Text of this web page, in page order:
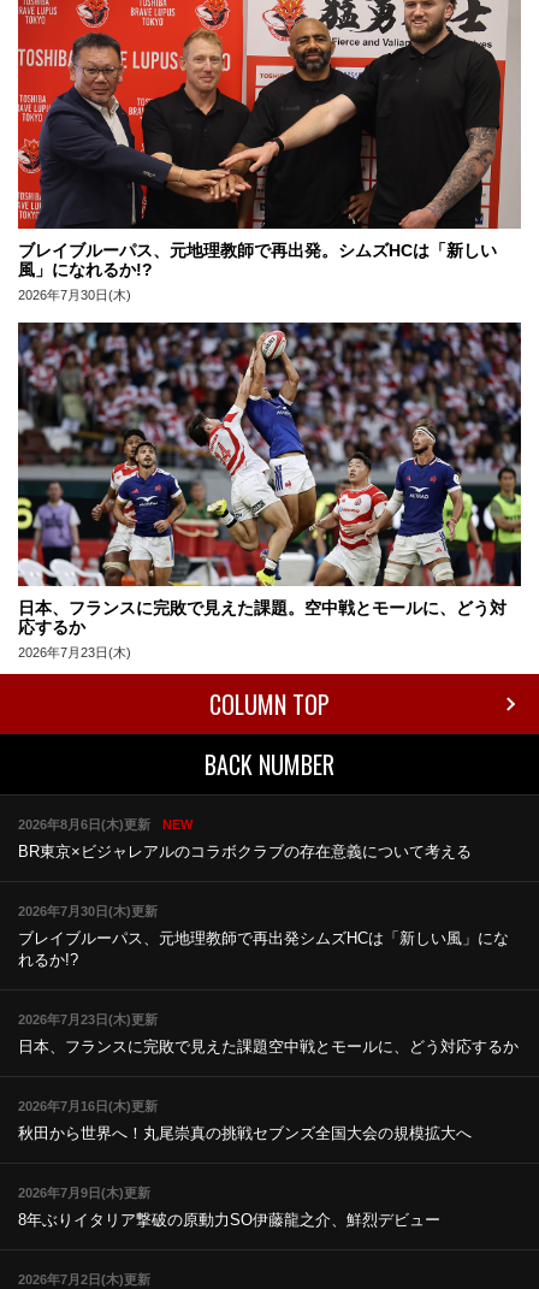
ブレイブルーパス、元地理教師で再出発。シムズHCは「新しい
風」になれるか!?
2026年7月30日(木)
日本、フランスに完敗で見えた課題。空中戦とモールに、どう対
応するか
2026年7月23日(木)
COLUMN TOP
BACK NUMBER
2026年8月6日(木)更新 NEW
BR東京×ビジャレアルのコラボクラブの存在意義について考える
2026年7月30日(木)更新
ブレイブルーパス、元地理教師で再出発シムズHCは「新しい風」にな
れるか!?
2026年7月23日(木)更新
日本、フランスに完敗で見えた課題空中戦とモールに、どう対応するか
2026年7月16日(木)更新
秋田から世界へ！丸尾崇真の挑戦セブンズ全国大会の規模拡大へ
2026年7月9日(木)更新
8年ぶりイタリア撃破の原動力SO伊藤龍之介、鮮烈デビュー
2026年7月2日(木)更新